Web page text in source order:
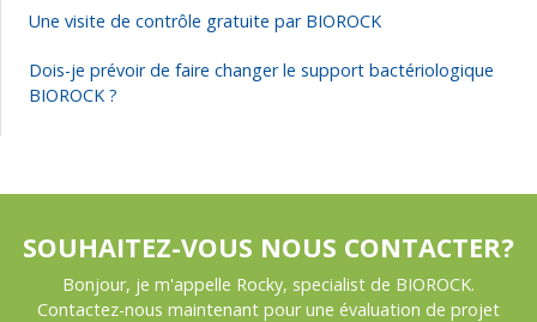
Une visite de contrôle gratuite par BIOROCK
Dois-je prévoir de faire changer le support bactériologique
BIOROCK ?
SOUHAITEZ-VOUS NOUS CONTACTER?
Bonjour, je m'appelle Rocky, specialist de BIOROCK.
Contactez-nous maintenant pour une évaluation de projet